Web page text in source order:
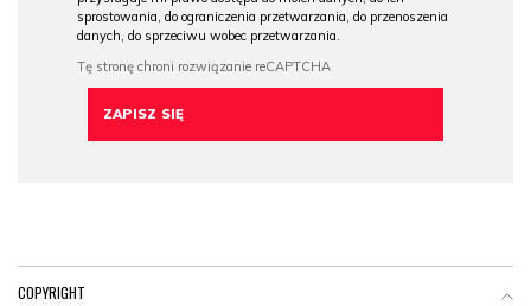
sprostowania, do ograniczenia przetwarzania, do przenoszenia
danych, do sprzeciwu wobec przetwarzania.
COPYRIGHT